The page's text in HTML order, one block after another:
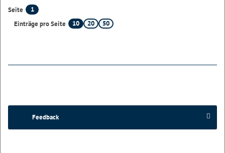
Seite
1
Einträge pro Seite
10 20 50
Feedback